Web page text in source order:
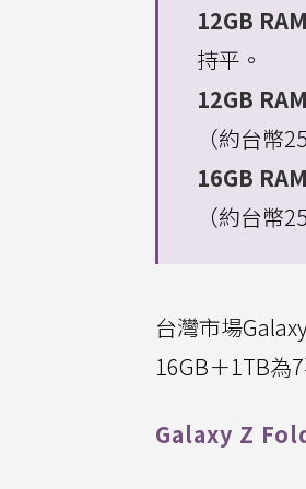
12GB
持平。
12GB
（約台幣
16GB
（約台幣
台灣市場
16GB＋1TB為
Galaxy Z